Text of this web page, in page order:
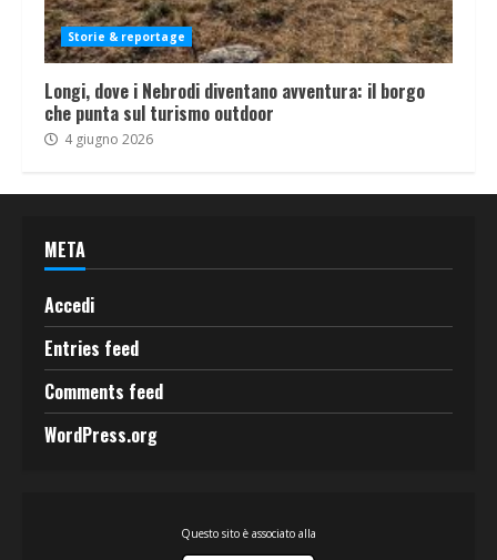
Storie & reportage
Longi, dove i Nebrodi diventano avventura: il borgo
che punta sul turismo outdoor
4 giugno 2026
META
Accedi
Entries feed
Comments feed
WordPress.org
Questo sito è associato alla